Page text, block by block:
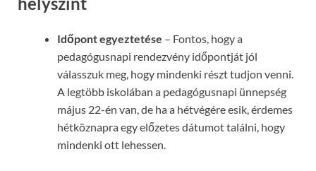
Időpont egyeztetése – Fontos, hogy a
pedagógusnapi rendezvény időpontját jól
válasszuk meg, hogy mindenki részt tudjon venni.
A legtöbb iskolában a pedagógusnapi ünnepség
május 22-én van, de ha a hétvégére esik, érdemes
hétköznapra egy előzetes dátumot találni, hogy
mindenki ott lehessen.